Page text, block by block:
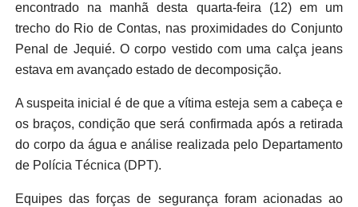
encontrado na manhã desta quarta-feira (12) em um
trecho do Rio de Contas, nas proximidades do Conjunto
Penal de Jequié. O corpo vestido com uma calça jeans
estava em avançado estado de decomposição.
A suspeita inicial é de que a vítima esteja sem a cabeça e
os braços, condição que será confirmada após a retirada
do corpo da água e análise realizada pelo Departamento
de Polícia Técnica (DPT).
Equipes das forças de segurança foram acionadas ao